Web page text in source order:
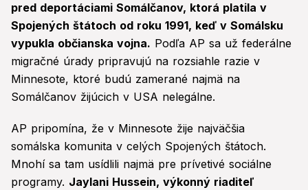
pred deportáciami Somálčanov, ktorá platila v
Spojených štátoch od roku 1991, keď v Somálsku
vypukla občianska vojna. Podľa AP sa už federálne
migračné úrady pripravujú na rozsiahle razie v
Minnesote, ktoré budú zamerané najmä na
Somálčanov žijúcich v USA nelegálne.
AP pripomína, že v Minnesote žije najväčšia
somálska komunita v celých Spojených štátoch.
Mnohí sa tam usídlili najmä pre prívetivé sociálne
programy. Jaylani Hussein, výkonný riaditeľ